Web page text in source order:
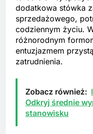
dodatkowa stówka
sprzedażowego,
codziennym życiu.
różnorodnym
entuzjazmem
zatrudnienia.
Zobacz również:
Odkryj średnie
stanowisku